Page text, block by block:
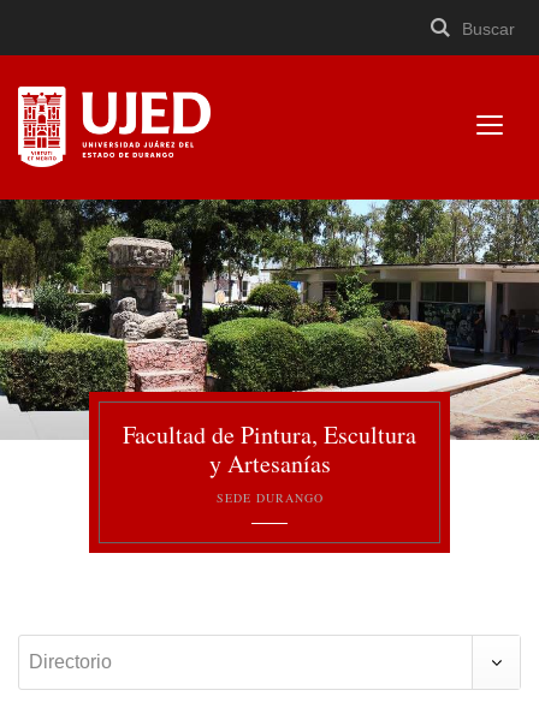
a
contenido
×
Buscar
Universidad Juárez del
Estado de Durango
Facultad de Pintura, Escultura
y Artesanías
SEDE DURANGO
Directorio